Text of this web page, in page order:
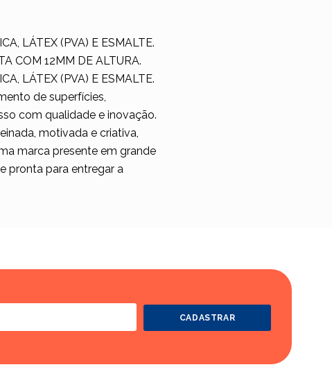
LÁTEX (PVA) E ESMALTE.
COM 12MM DE ALTURA.
LÁTEX (PVA) E ESMALTE.
de superfícies,
com qualidade e inovação.
motivada e criativa,
marca presente em grande
pronta para entregar a
CADASTRAR